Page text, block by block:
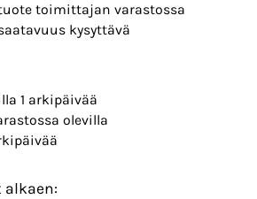
toimittajan varastossa
kysyttävä
1 arkipäivää
olevilla